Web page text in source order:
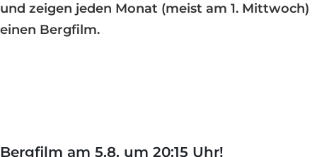
und zeigen jeden Monat (meist am 1. Mittwoch)
einen Bergfilm.
Bergfilm am 5.8. um 20:15 Uhr!